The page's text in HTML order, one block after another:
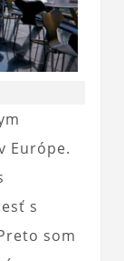
Európe.
s
som